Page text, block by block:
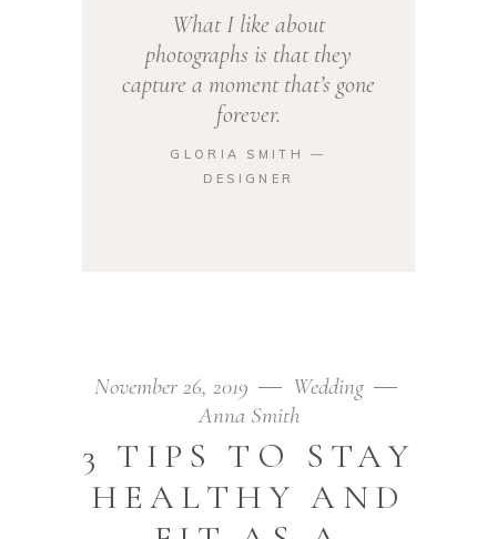
What I like about
photographs is that they
capture a moment that’s gone
forever.
GLORIA SMITH ―
DESIGNER
November 26, 2019
Wedding
Anna Smith
3 TIPS TO STAY
HEALTHY AND